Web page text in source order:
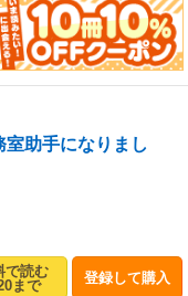
れていたはずのリーリエ
助手になりまし
で読む
まで
登録して購入